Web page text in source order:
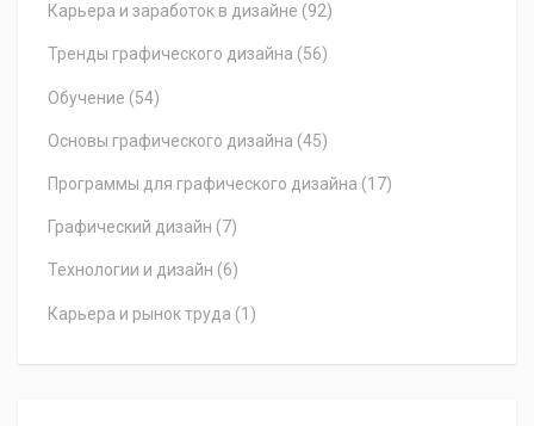
Карьера и заработок в дизайне (92)
Тренды графического дизайна (56)
Обучение (54)
Основы графического дизайна (45)
Программы для графического дизайна (17)
Графический дизайн (7)
Технологии и дизайн (6)
Карьера и рынок труда (1)